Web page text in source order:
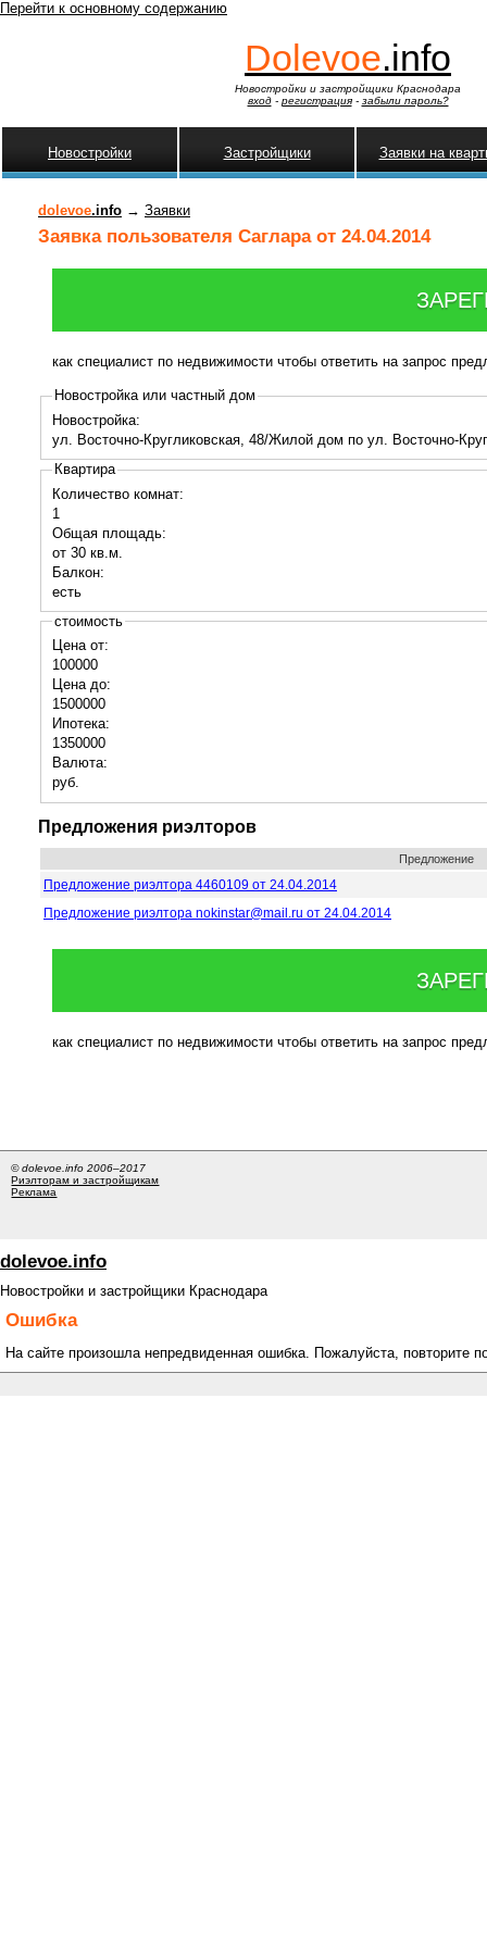
Перейти к основному содержанию
Dolevoe.info
Новостройки и застройщики Краснодара
вход- регистрация- забыли пароль?
Новостройки Застройщики Заявки на
dolevoe.info → Заявки
Заявка пользователя Саглара от 24.04.2014
как специалист по недвижимости чтобы ответить на запрос
Новостройка или частный дом
Новостройка:
ул. Восточно-Кругликовская, 48/Жилой дом по ул. Восточно-
Квартира
Количество комнат:
1
Общая площадь:
от 30 кв.м.
Балкон:
есть
стоимость
Цена от:
100000
Цена до:
1500000
Ипотека:
1350000
Валюта:
руб.
Предложения риэлторов
Предложение
Предложение риэлтора 4460109 от 24.04.2014
Предложение риэлтора nokinstar@mail.ru от 24.04.2014
как специалист по недвижимости чтобы ответить на запрос
© dolevoe.info 2006–2017
Риэлторам и застройщикам
Реклама
dolevoe.info
Новостройки и застройщики Краснодара
Ошибка
На сайте произошла непредвиденная ошибка. Пожалуйста, повторите